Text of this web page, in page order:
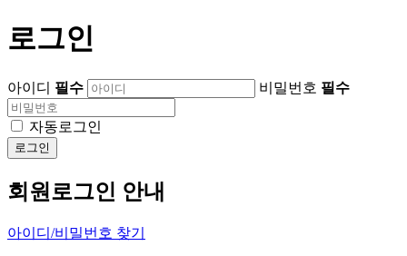
로그인
아이디 필수 비밀번호 필수
자동로그인
로그인
회원로그인 안내
아이디/비밀번호 찾기